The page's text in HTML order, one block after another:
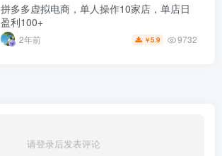
拼多多虚拟电商，单人操作10家店，单店日
盈利100+
2年前 ￥5.9 9732
请登录后发表评论